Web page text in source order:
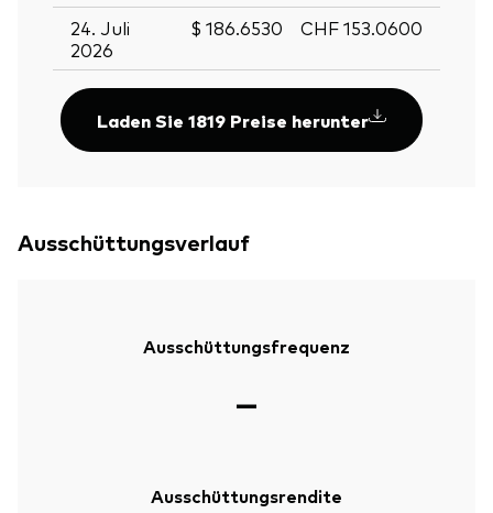
24. Juli
2026
$ 186.6530 CHF 153.0600
Laden Sie 1819 Preise herunter
Ausschüttungsverlauf
Ausschüttungsfrequenz
—
Ausschüttungsrendite